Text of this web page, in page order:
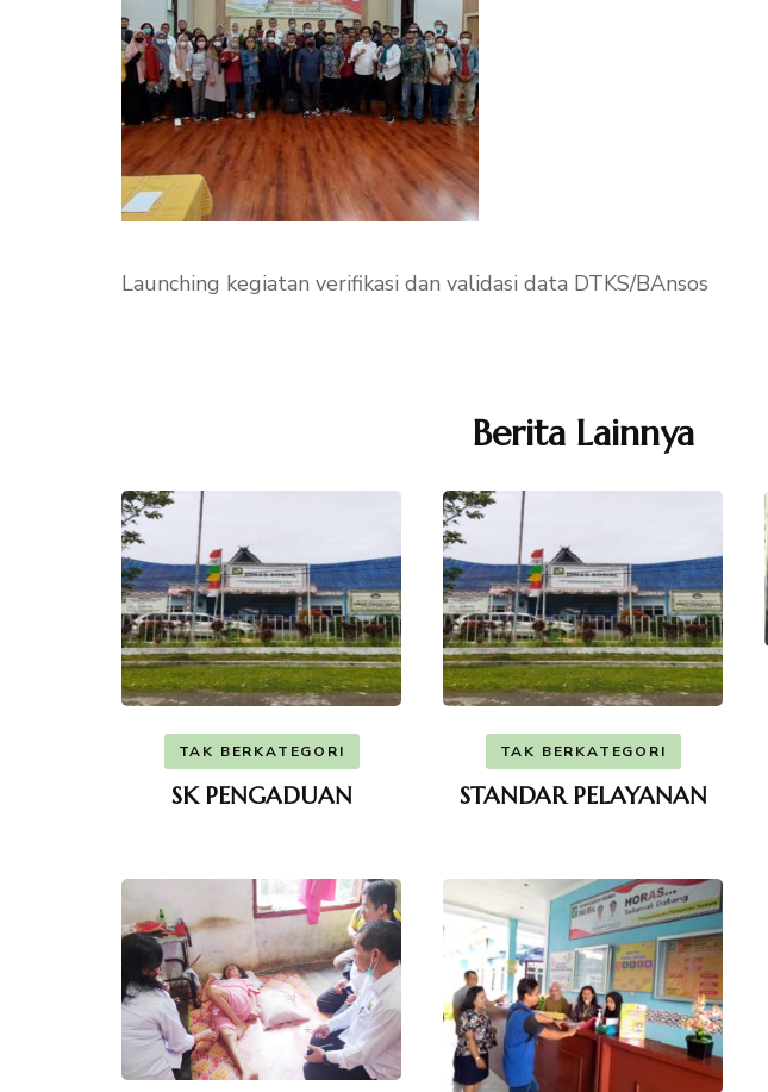
Launching kegiatan verifikasi dan validasi data DTKS/BAnsos
Berita Lainnya
TAK BERKATEGORI
SK PENGADUAN
TAK BERKATEGORI
STANDAR PELAYANAN